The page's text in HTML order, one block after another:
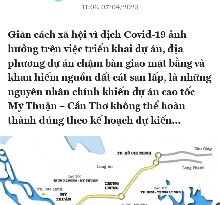
11:06, 07/04/2023
Giãn cách xã hội vì dịch Covid-19 ảnh
hưởng trên việc triển khai dự án, địa
phương dự án chậm bàn giao mặt bằng và
khan hiếm nguồn đất cát san lấp, là những
nguyên nhân chính khiến dự án cao tốc
Mỹ Thuận – Cần Thơ không thể hoàn
thành đúng theo kế hoạch dự kiến...